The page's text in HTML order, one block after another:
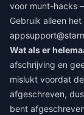
voor munt-hacks
Gebruik alleen
Wat als er
afschrijving en
mislukt voordat
afgeschreven,
bent